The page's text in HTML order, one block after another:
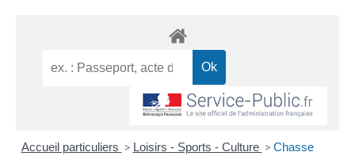
Accueil particuliers > Loisirs - Sports - Culture > Chasse